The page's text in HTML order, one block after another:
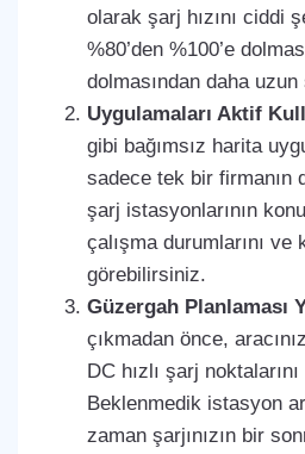
olarak şarj hızını ciddi
%80’den %100’e
dolmasından daha
Uygulamaları Aktif
gibi bağımsız harita
sadece tek bir firmanın
şarj istasyonlarının
çalışma durumlarını ve
görebilirsiniz.
Güzergah Planlaması
çıkmadan önce,
DC hızlı şarj
Beklenmedik istasyon
zaman şarjınızın bir